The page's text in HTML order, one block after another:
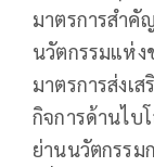
มาตรการสำคั
นวัตกรรมแห่ง
มาตรการส่งเ
กิจการด้านไบ
ย่านนวัตกรรม